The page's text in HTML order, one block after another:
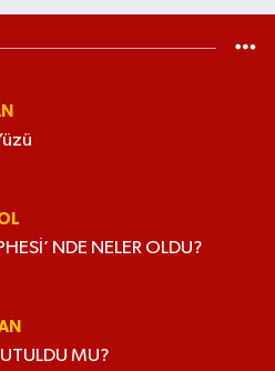
NDE NELER OLDU?
MU?